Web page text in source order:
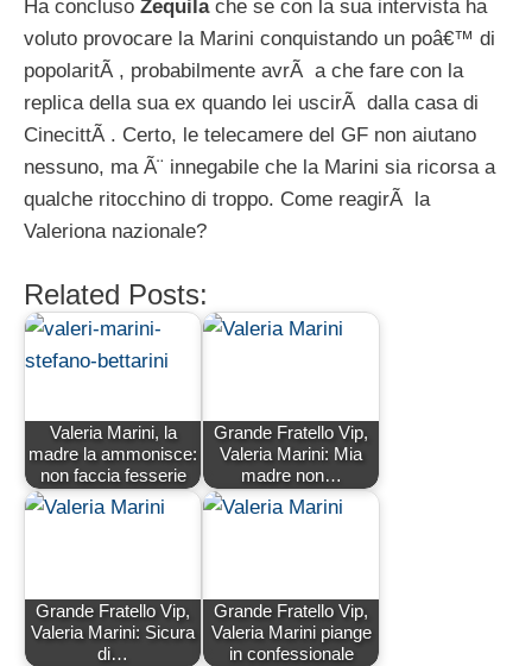
Ha concluso Zequilache se con la sua intervista ha
voluto provocare la Marini conquistando un poâ€™ di
popolaritÃ , probabilmente avrÃ a che fare con la
replica della sua ex quando lei uscirÃ dalla casa di
CinecittÃ . Certo, le telecamere del GF non aiutano
nessuno, ma Ã¨ innegabile che la Marini sia ricorsa a
qualche ritocchino di troppo. Come reagirÃ la
Valeriona nazionale?
Related Posts:
Valeria Marini, la
madre la ammonisce:
non faccia fesserie
Grande Fratello Vip,
Valeria Marini: Mia
madre non…
Grande Fratello Vip,
Valeria Marini: Sicura
di…
Grande Fratello Vip,
Valeria Marini piange
in confessionale